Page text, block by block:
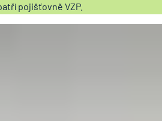
pojišťovně VZP.